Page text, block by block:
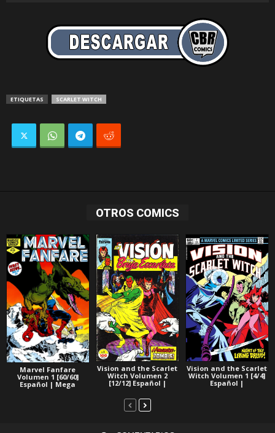
ETIQUETAS SCARLET WITCH
OTROS COMICS
Marvel Fanfare
Volumen 1 [60/60]
Español | Mega
Vision and the Scarlet
Witch Volumen 2
[12/12] Español |
Vision and the Scarlet
Witch Volumen 1 [4/4]
Español |